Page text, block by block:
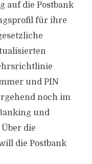
auf die Postbank
für ihre
und PIN
noch im
und
die
die Postbank